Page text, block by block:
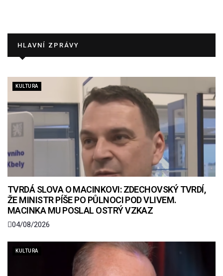
HLAVNÍ ZPRÁVY
KULTURA
TVRDÁ SLOVA O MACINKOVI: ZDECHOVSKÝ TVRDÍ,
ŽE MINISTR PÍŠE PO PŮLNOCI POD VLIVEM.
MACINKA MU POSLAL OSTRÝ VZKAZ
04/08/2026
KULTURA